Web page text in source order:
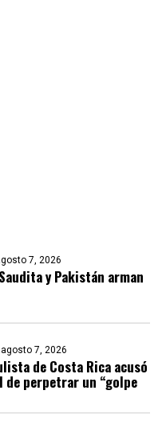
7, 2026
y Pakistán arman
agosto 7, 2026
de Costa Rica acusó
de perpetrar un “golpe